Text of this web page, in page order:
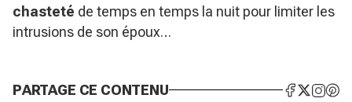
chasteté de temps en temps la nuit pour limiter les
intrusions de son époux…
PARTAGE CE CONTENU